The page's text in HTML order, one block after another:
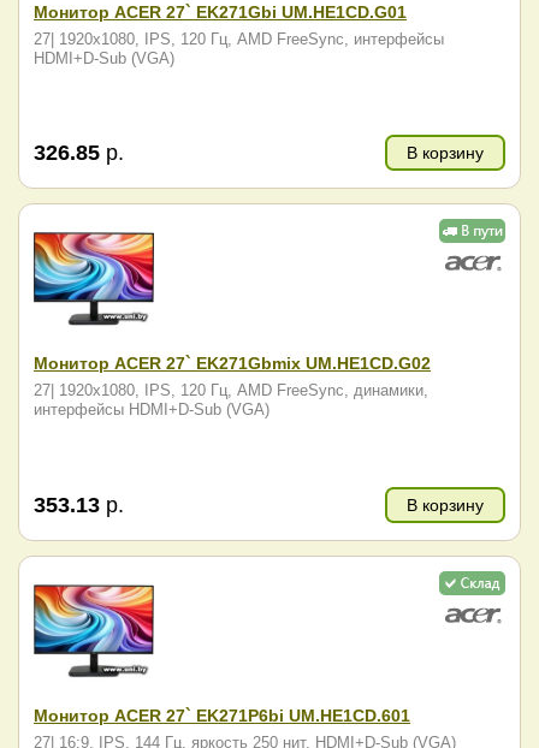
Монитор ACER 27` EK271Gbi UM.HE1CD.G01
27| 1920x1080, IPS, 120 Гц, AMD FreeSync, интерфейсы
HDMI+D-Sub (VGA)
326.85 р. В корзину
Монитор ACER 27` EK271Gbmix UM.HE1CD.G02
27| 1920x1080, IPS, 120 Гц, AMD FreeSync, динамики,
интерфейсы HDMI+D-Sub (VGA)
353.13 р. В корзину
Монитор ACER 27` EK271P6bi UM.HE1CD.601
27| 16:9, IPS, 144 Гц, яркость 250 нит, HDMI+D-Sub (VGA)